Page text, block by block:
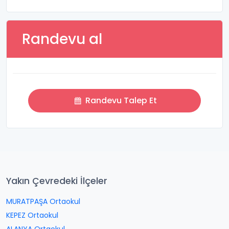
Randevu al
Randevu Talep Et
Yakın Çevredeki İlçeler
MURATPAŞA Ortaokul
KEPEZ Ortaokul